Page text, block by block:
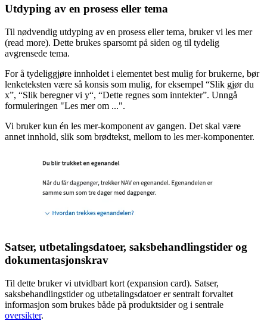
Utdyping av en prosess eller tema
Til nødvendig utdyping av en prosess eller tema, bruker vi les mer
(read more). Dette brukes sparsomt på siden og til tydelig
avgrensede tema.
For å tydeliggjøre innholdet i elementet best mulig for brukerne, bør
lenketeksten være så konsis som mulig, for eksempel “Slik gjør du
x”, “Slik beregner vi y“, “Dette regnes som inntekter”. Unngå
formuleringen "Les mer om ...".
Vi bruker kun én les mer-komponent av gangen. Det skal være
annet innhold, slik som brødtekst, mellom to les mer-komponenter.
Satser, utbetalingsdatoer, saksbehandlingstider og
dokumentasjonskrav
Til dette bruker vi utvidbart kort (expansion card). Satser,
saksbehandlingstider og utbetalingsdatoer er sentralt forvaltet
informasjon som brukes både på produktsider og i sentrale
oversikter.